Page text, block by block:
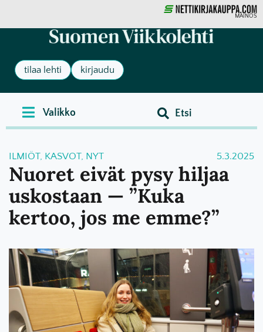
MAINOS
tilaa lehti kirjaudu
ILMIÖT, KASVOT, NYT 5.3.2025
Nuoret eivät pysy hiljaa
uskostaan — ”Kuka
kertoo, jos me emme?”